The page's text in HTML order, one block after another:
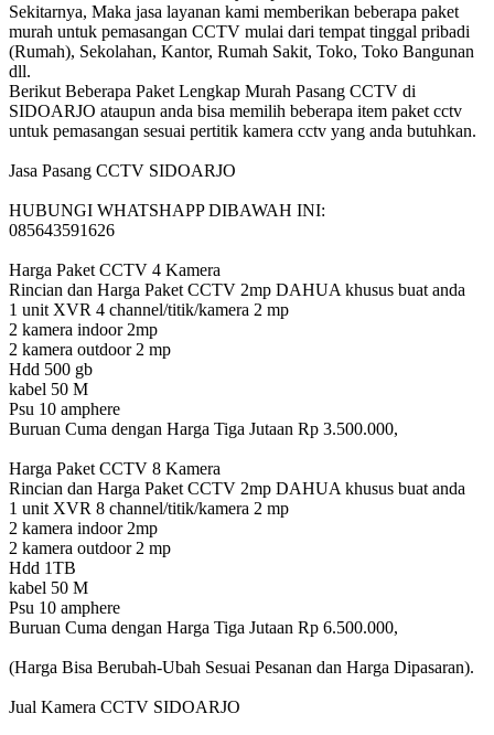
Sekitarnya, Maka jasa layanan kami memberikan beberapa paket
murah untuk pemasangan CCTV mulai dari tempat tinggal pribadi
(Rumah), Sekolahan, Kantor, Rumah Sakit, Toko, Toko Bangunan
dll.
Berikut Beberapa Paket Lengkap Murah Pasang CCTV di
SIDOARJO ataupun anda bisa memilih beberapa item paket cctv
untuk pemasangan sesuai pertitik kamera cctv yang anda butuhkan.
Jasa Pasang CCTV SIDOARJO
HUBUNGI WHATSHAPP DIBAWAH INI:
085643591626
Harga Paket CCTV 4 Kamera
Rincian dan Harga Paket CCTV 2mp DAHUA khusus buat anda
1 unit XVR 4 channel/titik/kamera 2 mp
2 kamera indoor 2mp
2 kamera outdoor 2 mp
Hdd 500 gb
kabel 50 M
Psu 10 amphere
Buruan Cuma dengan Harga Tiga Jutaan Rp 3.500.000,
Harga Paket CCTV 8 Kamera
Rincian dan Harga Paket CCTV 2mp DAHUA khusus buat anda
1 unit XVR 8 channel/titik/kamera 2 mp
2 kamera indoor 2mp
2 kamera outdoor 2 mp
Hdd 1TB
kabel 50 M
Psu 10 amphere
Buruan Cuma dengan Harga Tiga Jutaan Rp 6.500.000,
(Harga Bisa Berubah-Ubah Sesuai Pesanan dan Harga Dipasaran).
Jual Kamera CCTV SIDOARJO